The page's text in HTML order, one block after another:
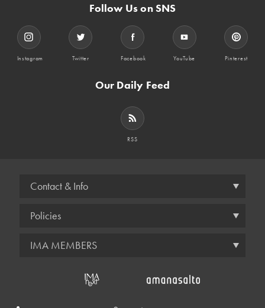
Follow Us on SNS
Instagram Twitter Facebook YouTube Pinterest
Our Daily Feed
RSS
Contact & Info
Policies
IMA MEMBERS